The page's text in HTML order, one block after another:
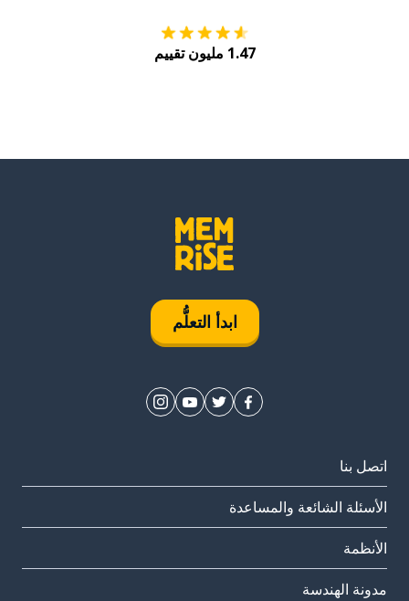
1.47 مليون تقييم
ابدأ التعلُّم
اتصل بنا
الأسئلة الشائعة والمساعدة
الأنظمة
مدونة الهندسة